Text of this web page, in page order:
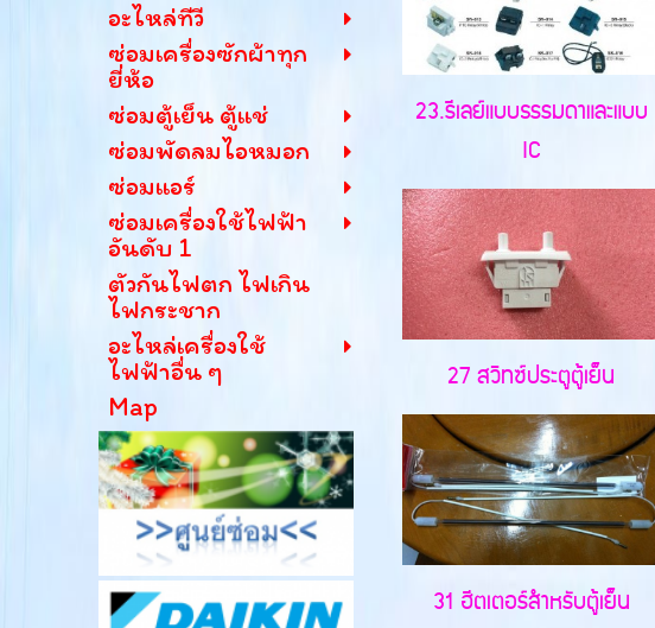
อะไหล่ทีวี
ซ่อมเครื่องซักผ้าทุก
ยี่ห้อ
ซ่อมตู้เย็น ตู้แช่
ซ่อมพัดลมไอหมอก
ซ่อมแอร์
ซ่อมเครื่องใช้ไฟฟ้า
อันดับ 1
ตัวกันไฟตก ไฟเกิน
ไฟกระชาก
อะไหล่เครื่องใช้
ไฟฟ้าอื่น ๆ
Map
23.รีเลย์แบบธรรมดาและแบบ
IC
27 สวิทซ์ประตูตู้เย็น
31 ฮีตเตอร์สำหรับตู้เย็น